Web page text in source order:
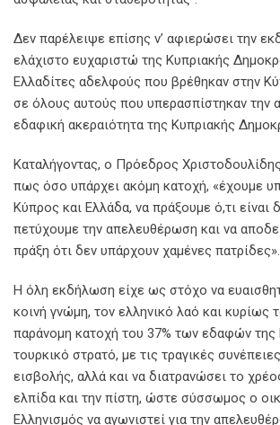
Δεν παρέλειψε επίσης ν’ αφιερώσει την
ελάχιστο ευχαριστώ της Κυπριακής
Ελλαδίτες αδελφούς που βρέθηκαν στην
σε όλους αυτούς που υπερασπίστηκαν την
εδαφική ακεραιότητα της Κυπριακής
Καταλήγοντας, ο Πρόεδρος
πως όσο υπάρχει ακόμη κατοχή, «έχουμε
Κύπρος και Ελλάδα, να πράξουμε ό,τι είναι
πετύχουμε την απελευθέρωση και να
πράξη ότι δεν υπάρχουν χαμένες πατρίδες».
Η όλη εκδήλωση είχε ως στόχο να
κοινή γνώμη, τον ελληνικό λαό και κυρίως
παράνομη κατοχή του 37% των εδαφών
τουρκικό στρατό, με τις τραγικές
εισβολής, αλλά και να διατρανώσει το
ελπίδα και την πίστη, ώστε σύσσωμος ο
Ελληνισμός να αγωνιστεί για την